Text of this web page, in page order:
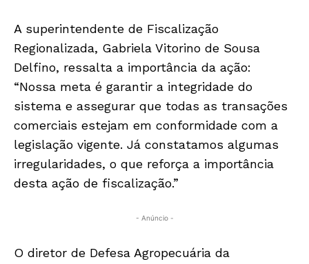
A superintendente de Fiscalização
Regionalizada, Gabriela Vitorino de Sousa
Delfino, ressalta a importância da ação:
“Nossa meta é garantir a integridade do
sistema e assegurar que todas as transações
comerciais estejam em conformidade com a
legislação vigente. Já constatamos algumas
irregularidades, o que reforça a importância
desta ação de fiscalização.”
- Anúncio -
O diretor de Defesa Agropecuária da